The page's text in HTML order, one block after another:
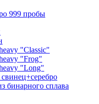
999 пробы
"Classic"
"Frog"
"Long"
бинарного сплава